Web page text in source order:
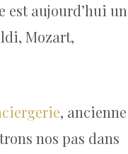
est aujourd’hui un
Mozart,
, ancienne
nos pas dans